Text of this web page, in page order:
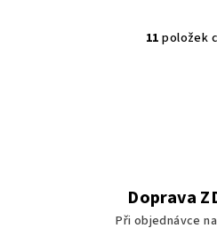
O
í
p
r
11 položek
Doprava
Při objednávce